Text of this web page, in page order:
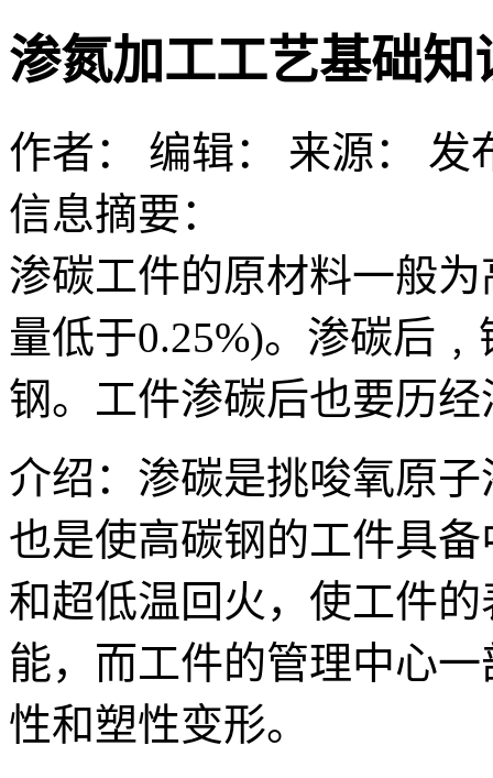
渗氮加工工艺基础知
作者： 编辑： 来源： 发
信息摘要：
渗碳工件的原材料一般
量低于0.25%)。渗碳后
钢。工件渗碳后也要历
介绍：渗碳是挑唆氧原
也是使高碳钢的工件具
和超低温回火，使工件
能，而工件的管理中心
性和塑性变形。